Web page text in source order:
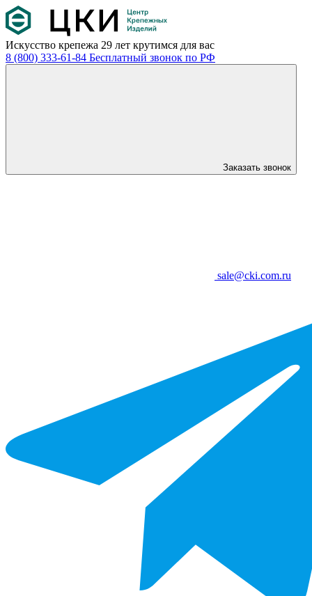
Искусство крепежа 29 лет крутимся для вас
8 (800) 333-61-84 Бесплатный звонок по РФ
Заказать звонок
sale@cki.com.ru